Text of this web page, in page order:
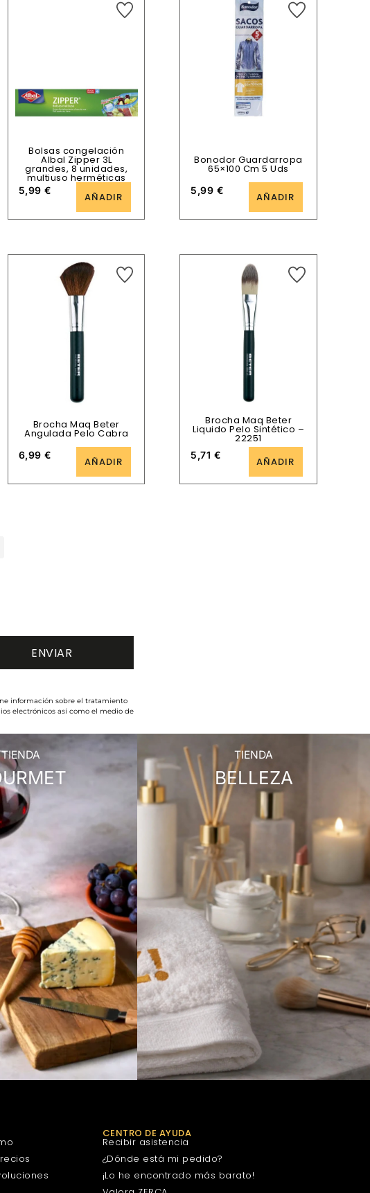
Bolsas congelación
Albal Zipper 3L
grandes, 8 unidades,
multiuso herméticas
5,99€
AÑADIR
Bonodor Guardarropa
65×100 Cm 5 Uds
5,99 €
AÑADIR
Brocha Maq Beter
Angulada Pelo Cabra
6,99€
AÑADIR
Brocha Maq Beter
Liquido Pelo Sintético –
22251
5,71 €
AÑADIR
información sobre el tratamiento
electrónicos así como el medio de
TIENDA TIENDA
BELLEZA
CENTRO DE AYUDA
Recibir asistencia
¿Dónde está mi pedido?
¡Lo he encontrado más barato!